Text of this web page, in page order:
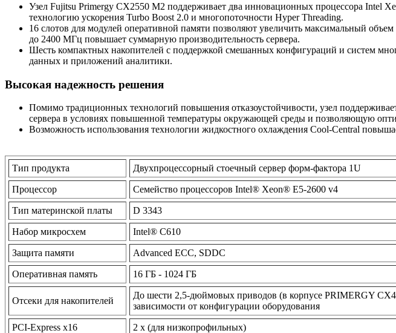
Узел Fujitsu Primergy CX2550 M2 поддерживает два инновационных процессора Intel
технологию ускорения Turbo Boost 2.0 и многопоточности Hyper Threading.
16 слотов для модулей оперативной памяти позволяют увеличить максимальный
до 2400 МГц повышает суммарную производительность сервера.
Шесть компактных накопителей с поддержкой смешанных конфигураций и систем
данных и приложений аналитики.
Высокая надежность решения
Помимо традиционных технологий повышения отказоустойчивости, узел
сервера в условиях повышенной температуры окружающей среды и позволяющую
Возможность использования технологии жидкостного охлаждения Cool-Central
Тип продукта Двухпроцессорный стоечный сервер форм-фактора 1U
Процессор Семейство процессоров Intel® Xeon® E5-2600 v4
Тип материнской платы D 3343
Набор микросхем Intel® C610
Защита памяти Advanced ECC, SDDC
Оперативная память 16 ГБ - 1024 ГБ
Отсеки для накопителей
До шести 2,5-дюймовых приводов (в корпусе PRIMERGY
зависимости от конфигурации оборудования
PCI-Express x16 2 x (для низкопрофильных)